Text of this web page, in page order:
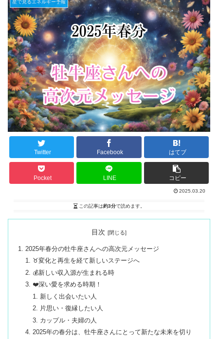
星で見るエネルギー予報
Twitter Facebook はてブ
Pocket LINE コピー
2025.03.20
この記事は約3分で読めます。
目次
2025年春分の牡牛座さんへの高次元メッセージ
♉️変化と再生を経て新しいステージへ
💰新しい収入源が生まれる時
❤️深い愛を求める時期！
新しく出会いたい人
片思い・復縁したい人
カップル・夫婦の人
2025年の春分は、牡牛座さんにとって新たな未来を切り